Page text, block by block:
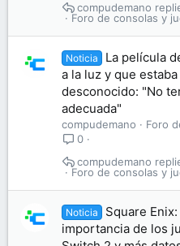
Foro de consolas y
compudemano
Noticia
La película
a la luz y que
desconocido: "No
adecuada"
compudemano
Foro
0
Foro de consolas y
compudemano
Noticia
Square
importancia de los